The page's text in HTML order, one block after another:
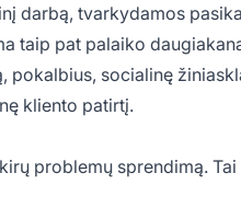
darbą, tvarkydamos
taip pat palaiko
pokalbius, socialinę
kliento patirtį.
problemų sprendimą.